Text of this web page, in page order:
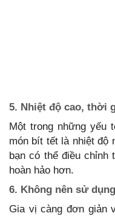
5. Nhiệt độ cao, thời
Một trong những yếu
món bít tết là nhiệt độ
bạn có thể điều chỉnh
hoàn hảo hơn.
6. Không nên sử
Gia vị càng đơn giản